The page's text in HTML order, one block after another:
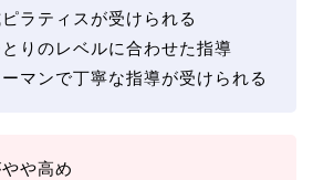
ラティスが受けられる
りのレベルに合わせた指導
マンで丁寧な指導が受けられる
や高め